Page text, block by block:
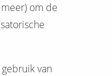
om de
van